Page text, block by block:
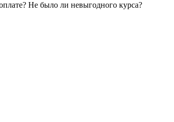
Не было ли невыгодного курса?